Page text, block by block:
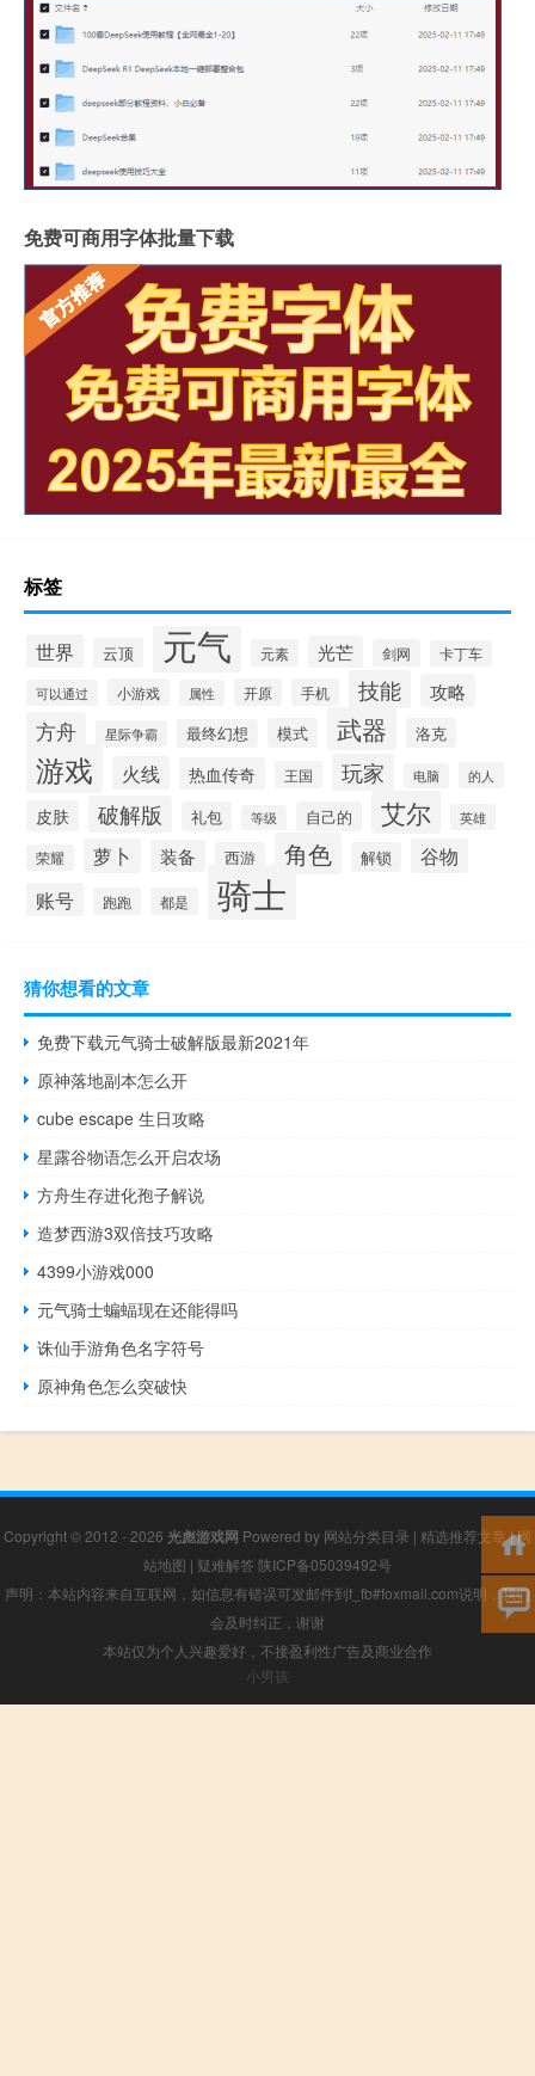
免费可商用字体批量下载
标签
世界 云顶 元气 元素 光芒 剑网 卡丁车
可以通过 小游戏 属性 开原 手机 技能 攻略
方舟 星际争霸 最终幻想 模式 武器 洛克
游戏 火线 热血传奇 王国 玩家 电脑 的人
皮肤 破解版 礼包 等级 自己的 艾尔 英雄
荣耀 萝卜 装备 西游 角色 解锁 谷物
账号 跑跑 都是 骑士
猜你想看的文章
免费下载元气骑士破解版最新2021年
原神落地副本怎么开
cube escape 生日攻略
星露谷物语怎么开启农场
方舟生存进化孢子解说
造梦西游3双倍技巧攻略
4399小游戏000
元气骑士蝙蝠现在还能得吗
诛仙手游角色名字符号
原神角色怎么突破快
Copyright © 2012 - 2026 光彪游戏网 Powered by 网站分类目录 | 精选推荐文章|网
站地图 | 疑难解答 陕ICP备05039492号
声明：本站内容来自互联网，如信息有错误可发邮件到f_fb#foxmail.com说明，我们
会及时纠正，谢谢
本站仅为个人兴趣爱好，不接盈利性广告及商业合作
小男孩